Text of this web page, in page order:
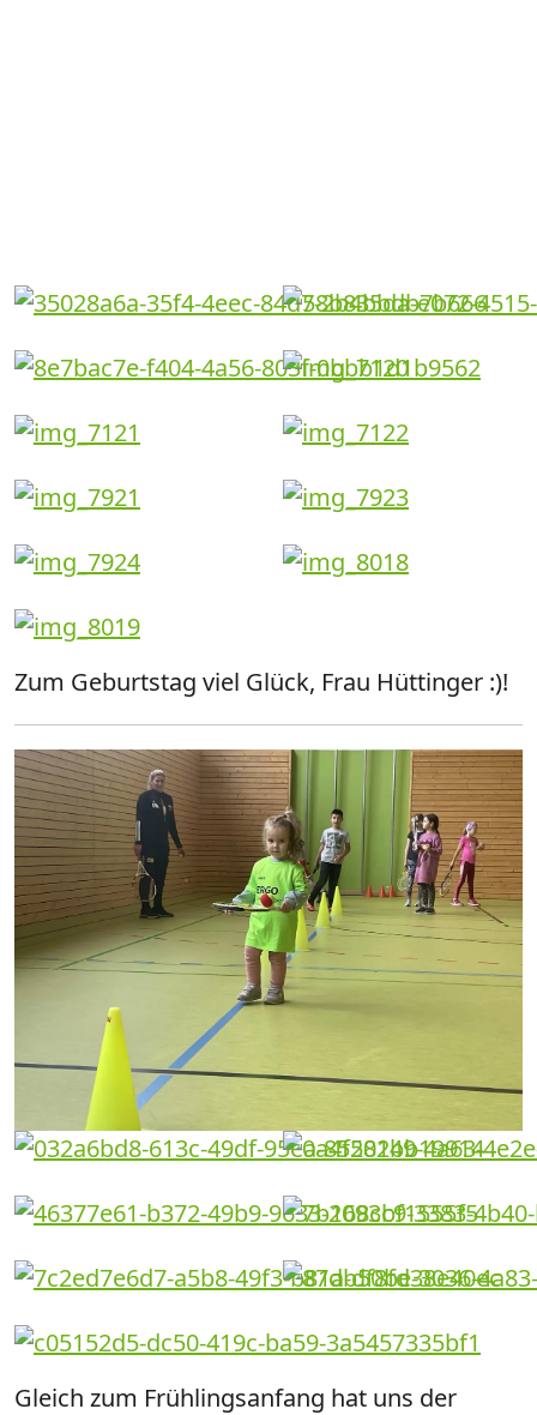
Zum Geburtstag viel Glück, Frau Hüttinger :)!
Gleich zum Frühlingsanfang hat uns der